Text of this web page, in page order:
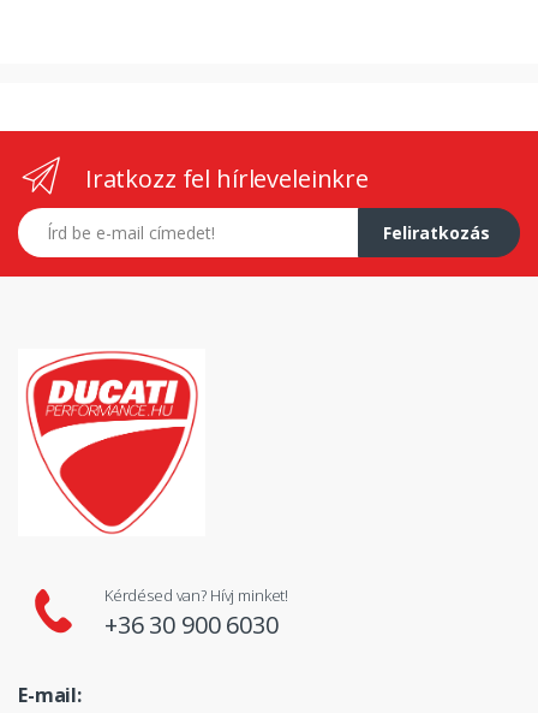
Iratkozz fel hírleveleinkre
E-mail címed
Feliratkozás
Kérdésed van? Hívj minket!
+36 30 900 6030
E-mail: